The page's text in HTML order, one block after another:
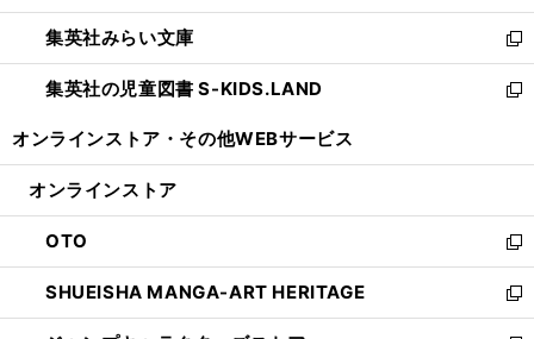
開
く
ウ
で
開
く
ン
ド
ウ
で
ウ
ィ
ン
ド
開
集英社みらい文庫
新
し
い
ン
ウ
で
開
く
集英社の児童図書 S-KIDS.LAND
新
ウ
ン
ド
ウ
で
開
オンラインストア・ その他WEBサービス
オンラインストア
OTO
新
し
い
ウ
SHUEISHA MANGA-ART HERITAGE
新
し